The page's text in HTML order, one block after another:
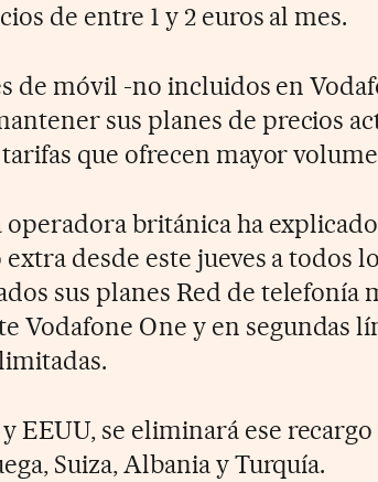
de entre 1 y 2 euros al mes.
de móvil -no incluidos en
sus planes de precios
que ofrecen mayor
operadora británica ha
desde este jueves a todos
sus planes Red de telefonía
Vodafone One y en segundas
EEUU, se eliminará ese
Suiza, Albania y Turquía.